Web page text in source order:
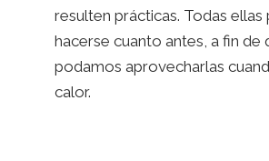
resulten prácticas. Todas ellas
hacerse cuanto antes, a fin de
podamos aprovecharlas
calor.